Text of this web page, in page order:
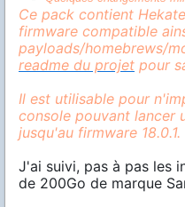
Ce pack contient
firmware compatible
payloads/homebrews/
readme du projet pour
Il est utilisable pour
console pouvant lancer
jusqu'au firmware 18.0.1.
J'ai suivi, pas à pas les
de 200Go de marque